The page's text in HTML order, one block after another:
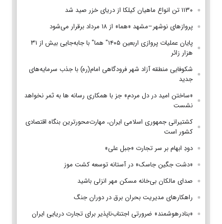
۱۱۳۰ تن انواع ماهیان کیلکا از دریای خزر صید شد
پروازهای نوشهر–مشهد «هما» از ۱۸ مرداد برقرار می‌شود
پایان عملیات پروازی اربعین ۱۴۰۵" هما" با جابه‌جایی بیش از ۳۱
هزار زائر
شکوفایی منطقه آزاد شهر فرودگاهی امام(ره) با جذب سرمایه‌های
جدید
«ساختن امید در دل مردم» جز با همکاری رسانه ها به ثمر نخواهد
نشست
کشتیرانی جمهوری اسلامی ایران، مهارت‌محورترین بنگاه اقتصادی
کشور است
دودِ ابهام بر سر تجارت «جبل علی»
«دشت جگین جاسک» در آستانه توسعه کشت موز
صدای مالکان بی‌خانه مسکن مهر انزلی باشید
راهکارهای مدیریت بحران برق در دوران جنگ
«بنادرهوشمند» ضرورتی اجتناب‌ناپذیر برای تجارت دریایی ایران